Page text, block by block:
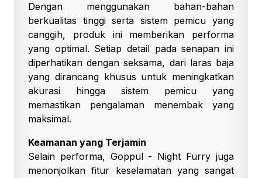
Dengan menggunakan bahan-bahan
berkualitas tinggi serta sistem pemicu yang
canggih, produk ini memberikan performa
yang optimal. Setiap detail pada senapan ini
diperhatikan dengan seksama, dari laras baja
yang dirancang khusus untuk meningkatkan
akurasi hingga sistem pemicu yang
memastikan pengalaman menembak yang
maksimal.
Keamanan yang Terjamin
Selain performa, Goppul - Night Furry juga
menonjolkan fitur keselamatan yang sangat